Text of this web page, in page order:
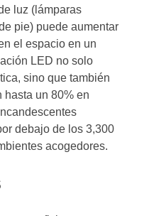
luz (lámparas
pie) puede aumentar
el espacio en un
LED no solo
sino que también
hasta un 80% en
debajo de los 3,300
acogedores.